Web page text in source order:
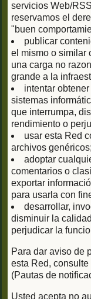
servicios Web/
reservamos el
"buen
publicar
el mismo o similar
una carga no
grande a la
intentar
sistemas
que interrumpa,
rendimiento o
usar esta Red
archivos genéricos;
adoptar
comentarios o
exportar
para usarla con
desarrollar,
disminuir la
perjudicar la
Para dar aviso de
esta Red, consulte
(Pautas de
Usted acepta no